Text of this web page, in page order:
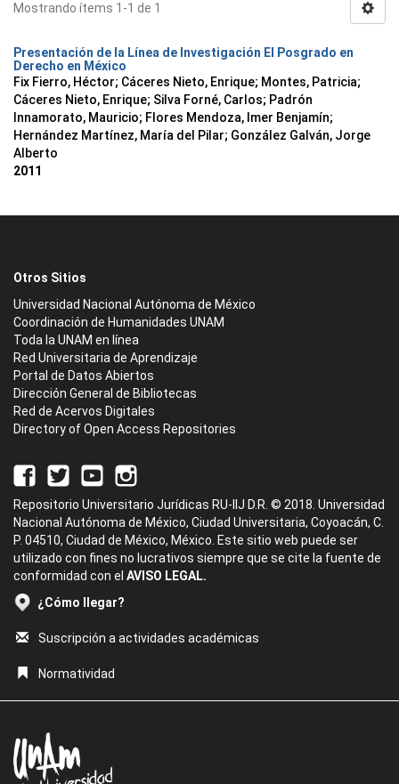
Mostrando ítems 1-1 de 1
Presentación de la Línea de Investigación El Posgrado en
Derecho en México
Fix Fierro, Héctor; Cáceres Nieto, Enrique; Montes, Patricia;
Cáceres Nieto, Enrique; Silva Forné, Carlos; Padrón
Innamorato, Mauricio; Flores Mendoza, Imer Benjamín;
Hernández Martínez, María del Pilar; González Galván, Jorge
Alberto
2011
Otros Sitios
Universidad Nacional Autónoma de México
Coordinación de Humanidades UNAM
Toda la UNAM en línea
Red Universitaria de Aprendizaje
Portal de Datos Abiertos
Dirección General de Bibliotecas
Red de Acervos Digitales
Directory of Open Access Repositories
Repositorio Universitario Jurídicas RU-IIJ D.R. © 2018. Universidad
Nacional Autónoma de México, Ciudad Universitaria, Coyoacán, C.
P. 04510, Ciudad de México, México. Este sitio web puede ser
utilizado con fines no lucrativos siempre que se cite la fuente de
conformidad con el AVISO LEGAL.
¿Cómo llegar?
Suscripción a actividades académicas
Normatividad